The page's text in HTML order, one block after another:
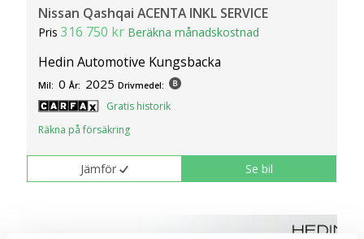
Nissan Qashqai ACENTA INKL SERVICE
Pris316 750 kr Beräkna månadskostnad
Hedin Automotive Kungsbacka
Mil: 0 År: 2025 Drivmedel:
Gratis historik
Räkna på försäkring
Jämför Se bil